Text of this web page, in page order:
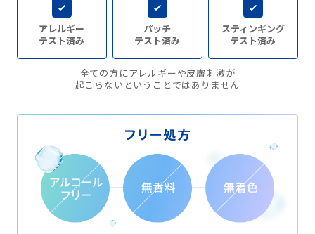
アレルギー
テスト済み
パッチ
テスト済み
スティンギング
テスト済み
全ての方にアレルギーや皮膚刺激が
起こらないということではありません